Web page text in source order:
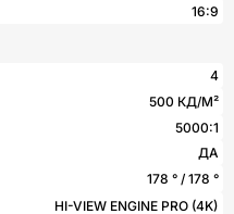
16:9
4
500 КД/М²
5000:1
ДА
178 ° / 178 °
HI-VIEW ENGINE PRO (4K)